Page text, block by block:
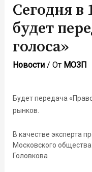
Сегодня в
будет
голоса»
Новости/ От МОЗП
Будет передача
рынков.
В качестве эксперта
Московского
Головкова